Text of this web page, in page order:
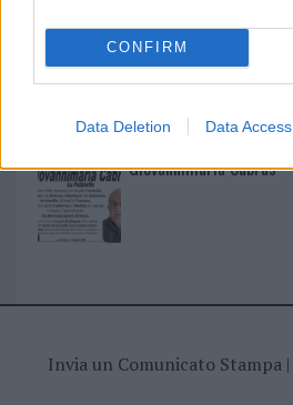
CONFIRM
Data Deletion Data Access
I nostri cari
Giovannimaria Cabras
Invia un Comunicato Stampa|